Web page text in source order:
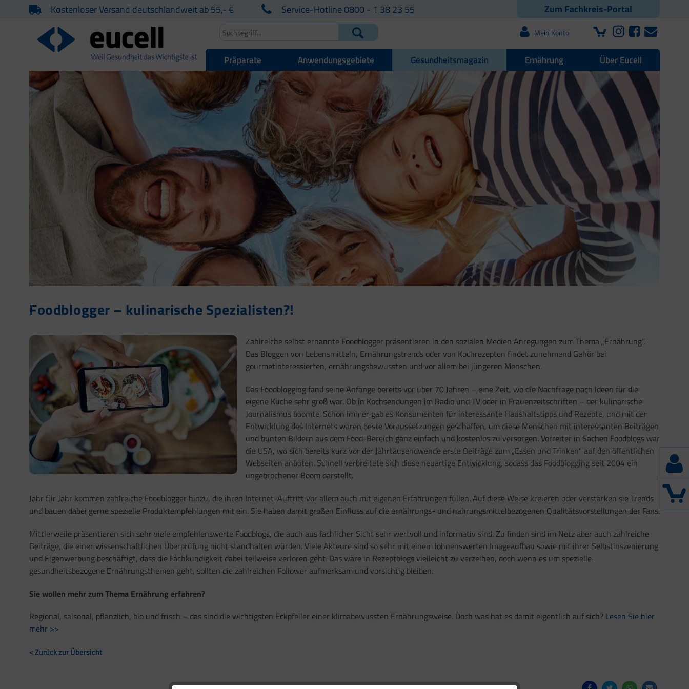
Zum Fachkreis-Portal
Kostenloser Versand deutschlandweit ab 55,- € Service-Hotline 0800 - 1 38 23 55
Mein Konto
Präparate Anwendungsgebiete Gesundheitsmagazin Ernährung Über Eucell
Foodblogger – kulinarische Spezialisten?!
Zahlreiche selbst ernannte Foodblogger präsentieren in den sozialen Medien Anregungen zum Thema „Ernährung“.
Das Bloggen von Lebensmitteln, Ernährungstrends oder von Kochrezepten findet zunehmend Gehör bei
gourmetinteressierten, ernährungsbewussten und vor allem bei jüngeren Menschen.
Das Foodblogging fand seine Anfänge bereits vor über 70 Jahren – eine Zeit, wo die Nachfrage nach Ideen für die
eigene Küche sehr groß war. Ob in Kochsendungen im Radio und TV oder in Frauenzeitschriften – der kulinarische
Journalismus boomte. Schon immer gab es Konsumenten für interessante Haushaltstipps und Rezepte, und mit der
Entwicklung des Internets waren beste Voraussetzungen geschaffen, um diese Menschen mit interessanten Beiträgen
und bunten Bildern aus dem Food-Bereich ganz einfach und kostenlos zu versorgen. Vorreiter in Sachen Foodblogs war
die USA, wo sich bereits kurz vor der Jahrtausendwende erste Beiträge zum „Essen und Trinken“ auf den öffentlichen
Webseiten anboten. Schnell verbreitete sich diese neuartige Entwicklung, sodass das Foodblogging seit 2004 ein
ungebrochener Boom darstellt.
Jahr für Jahr kommen zahlreiche Foodblogger hinzu, die ihren Internet-Auftritt vor allem auch mit eigenen Erfahrungen füllen. Auf diese Weise kreieren oder verstärken sie Trends
und bauen dabei gerne spezielle Produktempfehlungen mit ein. Sie haben damit großen Einfluss auf die ernährungs- und nahrungsmittelbezogenen Qualitätsvorstellungen der Fans.
Mittlerweile präsentieren sich sehr viele empfehlenswerte Foodblogs, die auch aus fachlicher Sicht sehr wertvoll und informativ sind. Zu finden sind im Netz aber auch zahlreiche
Beiträge, die einer wissenschaftlichen Überprüfung nicht standhalten würden. Viele Akteure sind so sehr mit einem lohnenswerten Imageaufbau sowie mit ihrer Selbstinszenierung
und Eigenwerbung beschäftigt, dass die Fachkundigkeit dabei teilweise verloren geht. Das wäre in Rezeptblogs vielleicht zu verzeihen, doch wenn es um spezielle
gesundheitsbezogene Ernährungsthemen geht, sollten die zahlreichen Follower aufmerksam und vorsichtig bleiben.
Sie wollen mehr zum Thema Ernährung erfahren?
Regional, saisonal, pflanzlich, bio und frisch – das sind die wichtigsten Eckpfeiler einer klimabewussten Ernährungsweise. Doch was hat es damit eigentlich auf sich? Lesen Sie hier
mehr >>
< Zurück zur Übersicht